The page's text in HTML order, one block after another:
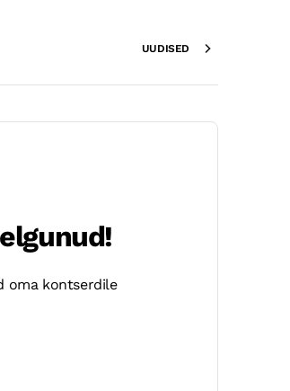
UUDISED
oma kontserdile